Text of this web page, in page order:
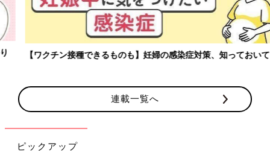
【ワクチン接種できるものも】妊婦の感染症対策、知っておいて！
連載一覧へ
ピックアップ